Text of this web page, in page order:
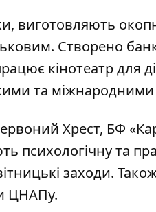
виготовляють
Створено
кінотеатр для
та
Хрест, БФ
та
заходи.
ЦНАПу.